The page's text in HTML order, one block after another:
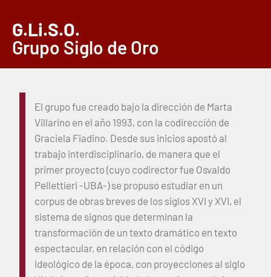
G.Li.S.O.
Grupo Siglo de Oro
El grupo fue creado bajo la dirección de Marta
Villarino en el año 1993, con la codirección de
Graciela Fiadino. Desde sus inicios apostó al
trabajo interdisciplinario, de manera que el
primer proyecto (cuyo codirector fue Osvaldo
Pellettieri -UBA-) se propuso estudiar en un
corpus de obras breves de los siglos XVI y XVI, el
sistema de signos que determinan la
transformación de un texto dramático en texto
espectacular, en relación con el código
ideológico de la época, con proyecciones al siglo